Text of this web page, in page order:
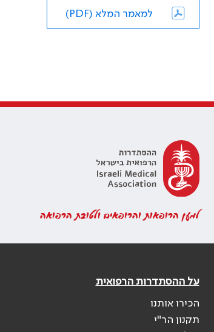
למאמר המלא (PDF)
למען הרופאות והרופאים ולטובת הרפואה
על ההסתדרות הרפואית
הכירו אותנו
תקנון הר"י